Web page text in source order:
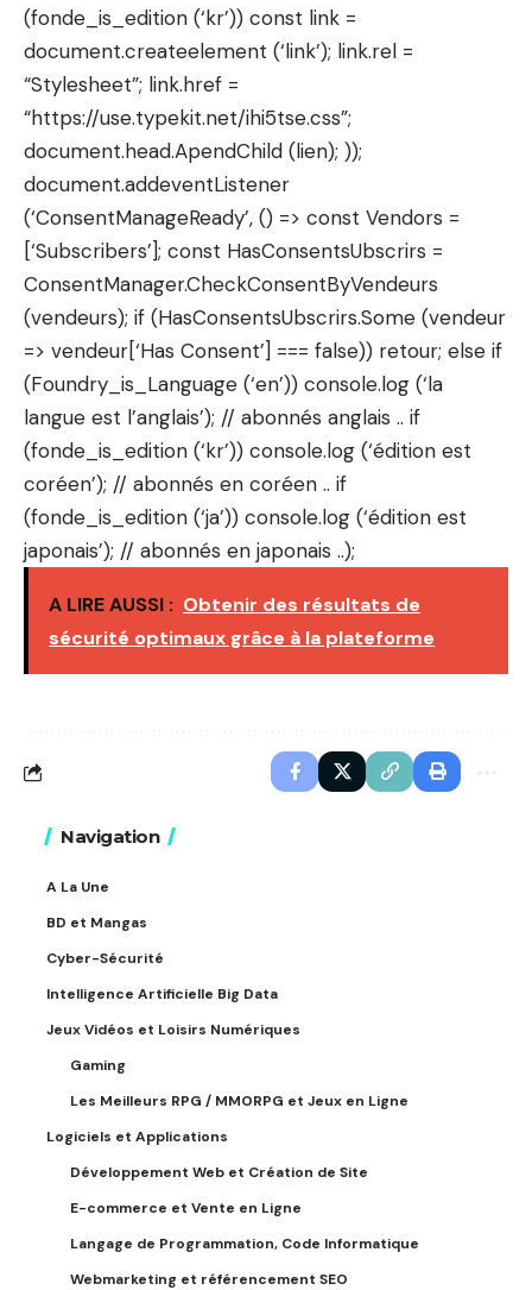
(fonde_is_edition (‘kr’)) const link =
document.createelement (‘link’); link.rel =
“Stylesheet”; link.href =
“https://use.typekit.net/ihi5tse.css”;
document.head.ApendChild (lien); ));
document.addeventListener
(‘ConsentManageReady’, () => const Vendors =
[‘Subscribers’]; const HasConsentsUbscrirs =
ConsentManager.CheckConsentByVendeurs
(vendeurs); if (HasConsentsUbscrirs.Some (vendeur
=> vendeur[‘Has Consent’] === false)) retour; else if
(Foundry_is_Language (‘en’)) console.log (‘la
langue est l’anglais’); // abonnés anglais .. if
(fonde_is_edition (‘kr’)) console.log (‘édition est
coréen’); // abonnés en coréen .. if
(fonde_is_edition (‘ja’)) console.log (‘édition est
japonais’); // abonnés en japonais ..);
A LIRE AUSSI : Obtenir des résultats de
sécurité optimaux grâce à la plateforme
Navigation
A La Une
BD et Mangas
Cyber-Sécurité
Intelligence Artificielle Big Data
Jeux Vidéos et Loisirs Numériques
Gaming
Les Meilleurs RPG / MMORPG et Jeux en Ligne
Logiciels et Applications
Développement Web et Création de Site
E-commerce et Vente en Ligne
Langage de Programmation, Code Informatique
Webmarketing et référencement SEO